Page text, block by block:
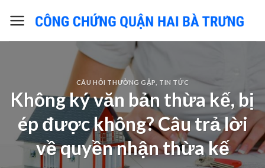
CÂU HỎI THƯỜNG GẶP TIN TỨC
Không ký văn bản thừa kế, bị
ép được không? Câu trả lời
về quyền nhận thừa kế